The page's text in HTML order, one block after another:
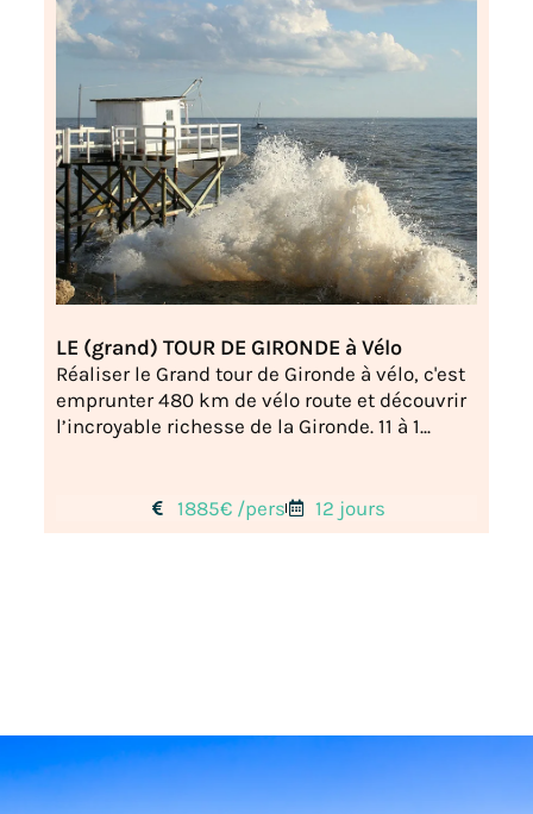
LE (grand) TOUR DE GIRONDE à Vélo
Réaliser le Grand tour de Gironde à vélo, c'est
emprunter 480 km de vélo route et découvrir
l’incroyable richesse de la Gironde. 11 à 1...
1885€ /pers 12 jours